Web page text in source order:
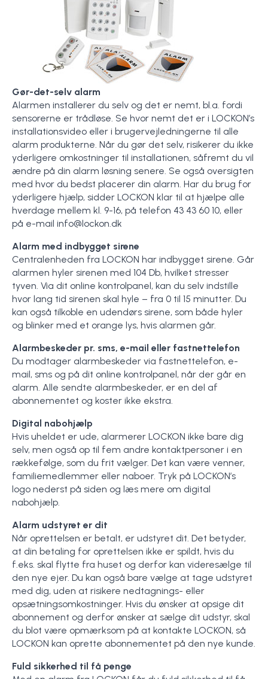
Gør-det-selv alarm
Alarmen installerer du selv og det er nemt, bl.a. fordi
sensorerne er trådløse. Se hvor nemt det er i LOCKON’s
installationsvideo eller i brugervejledningerne til alle
alarm produkterne. Når du gør det selv, risikerer du ikke
yderligere omkostninger til installationen, såfremt du vil
ændre på din alarm løsning senere. Se også oversigten
med hvor du bedst placerer din alarm. Har du brug for
yderligere hjælp, sidder LOCKON klar til at hjælpe alle
hverdage mellem kl. 9-16, på telefon 43 43 60 10, eller
på e-mail info@lockon.dk
Alarm med indbygget sirene
Centralenheden fra LOCKON har indbygget sirene. Går
alarmen hyler sirenen med 104 Db, hvilket stresser
tyven. Via dit online kontrolpanel, kan du selv indstille
hvor lang tid sirenen skal hyle – fra 0 til 15 minutter. Du
kan også tilkoble en udendørs sirene, som både hyler
og blinker med et orange lys, hvis alarmen går.
Alarmbeskeder pr. sms, e-mail eller fastnettelefon
Du modtager alarmbeskeder via fastnettelefon, e-
mail, sms og på dit online kontrolpanel, når der går en
alarm. Alle sendte alarmbeskeder, er en del af
abonnementet og koster ikke ekstra.
Digital nabohjælp
Hvis uheldet er ude, alarmerer LOCKON ikke bare dig
selv, men også op til fem andre kontaktpersoner i en
rækkefølge, som du frit vælger. Det kan være venner,
familiemedlemmer eller naboer. Tryk på LOCKON’s
logo nederst på siden og læs mere om digital
nabohjælp.
Alarm udstyret er dit
Når oprettelsen er betalt, er udstyret dit. Det betyder,
at din betaling for oprettelsen ikke er spildt, hvis du
f.eks. skal flytte fra huset og derfor kan videresælge til
den nye ejer. Du kan også bare vælge at tage udstyret
med dig, uden at risikere nedtagnings- eller
opsætningsomkostninger. Hvis du ønsker at opsige dit
abonnement og derfor ønsker at sælge dit udstyr, skal
du blot være opmærksom på at kontakte LOCKON, så
LOCKON kan oprette abonnementet på den nye kunde.
Fuld sikkerhed til få penge